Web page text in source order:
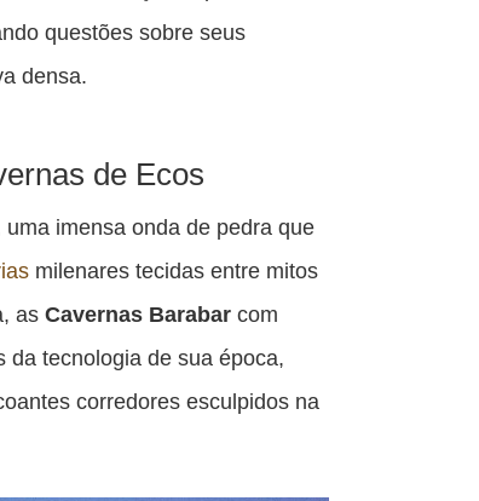
questões sobre seus
densa.
de Ecos
uma imensa onda de pedra que
milenares tecidas entre mitos
asCavernas Barabar com
da tecnologia de sua época,
corredores esculpidos na